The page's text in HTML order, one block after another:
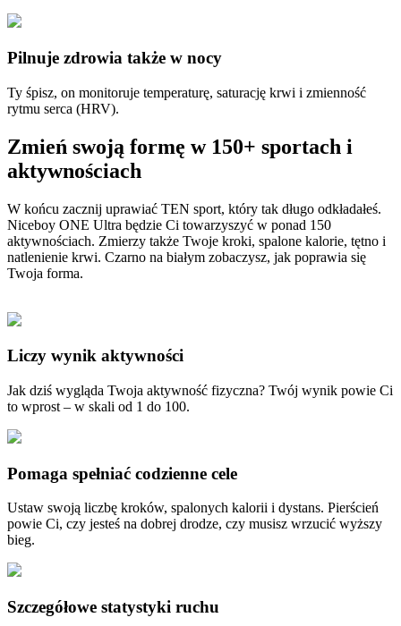
Pilnuje zdrowia także w nocy
Ty śpisz, on monitoruje temperaturę, saturację krwi i zmienność
rytmu serca (HRV).
Zmień swoją formę w 150+ sportach i
aktywnościach
W końcu zacznij uprawiać TEN sport, który tak długo odkładałeś.
Niceboy ONE Ultra będzie Ci towarzyszyć w ponad 150
aktywnościach. Zmierzy także Twoje kroki, spalone kalorie, tętno i
natlenienie krwi. Czarno na białym zobaczysz, jak poprawia się
Twoja forma.
Liczy wynik aktywności
Jak dziś wygląda Twoja aktywność fizyczna? Twój wynik powie Ci
to wprost – w skali od 1 do 100.
Pomaga spełniać codzienne cele
Ustaw swoją liczbę kroków, spalonych kalorii i dystans. Pierścień
powie Ci, czy jesteś na dobrej drodze, czy musisz wrzucić wyższy
bieg.
Szczegółowe statystyki ruchu